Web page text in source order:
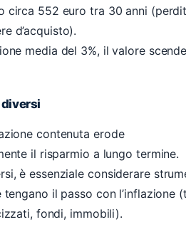
circa 552 euro tra 30 anni
d’acquisto).
media del 3%, il valore
contenuta erode
il risparmio a lungo termine.
è essenziale considerare
tengano il passo con l’inflazione
fondi, immobili).